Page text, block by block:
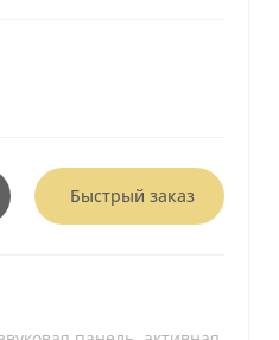
Быстрый заказ